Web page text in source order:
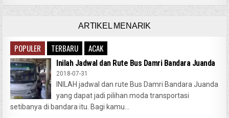
ARTIKEL MENARIK
POPULER TERBARU ACAK
Inilah Jadwal dan Rute Bus Damri Bandara Juanda
2018-07-31
INILAH jadwal dan rute Bus Damri Bandara Juanda
yang dapat jadi pilihan moda transportasi
setibanya di bandara itu. Bagi kamu...